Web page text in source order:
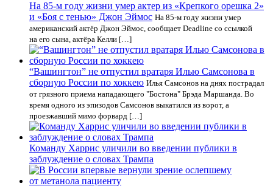
На 85-м году жизни умер актер из «Крепкого орешка 2»
и «Боя с тенью» Джон Эймос На 85-м году жизни умер
американский актёр Джон Эймос, сообщает Deadline со ссылкой
на его сына, актёра Келли […]
“Вашингтон” не отпустил вратаря Илью Самсонова в
сборную России по хоккею Илья Самсонов на днях пострадал
от грязного приема нападающего "Бостона" Брэда Маршанда. Во
время одного из эпизодов Самсонов выкатился из ворот, а
проезжавший мимо форвард […]
Команду Харрис уличили во введении публики в
заблуждение о словах Трампа